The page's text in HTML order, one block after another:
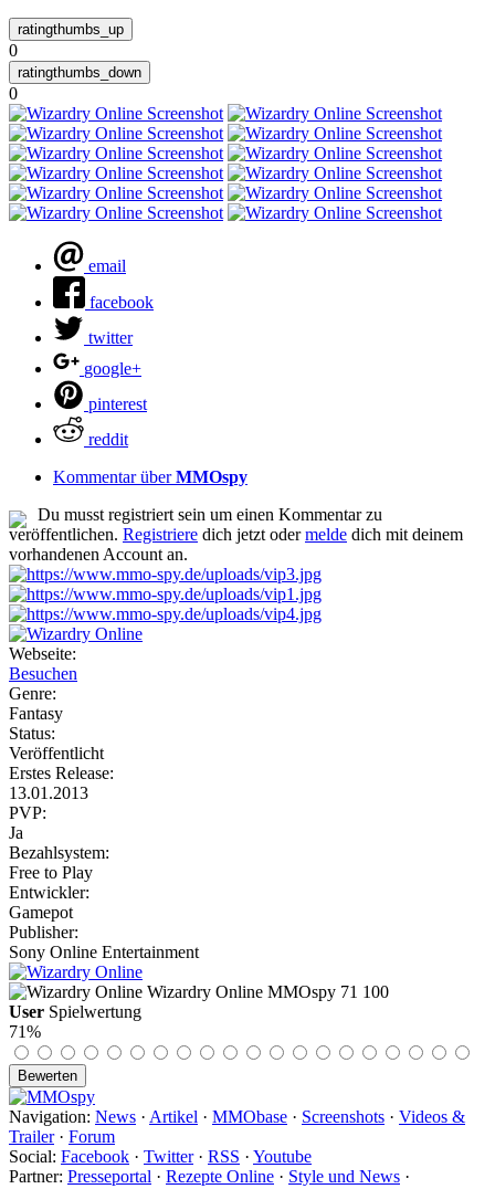
0
0
email
facebook
twitter
google+
pinterest
reddit
Kommentar überMMOspy
Du musst registriert sein um einen Kommentar zu
veröffentlichen. Registriere dich jetzt odermelde dich mit deinem
vorhandenen Account an.
Webseite:
Besuchen
Genre:
Fantasy
Status:
Veröffentlicht
Erstes Release:
13.01.2013
PVP:
Ja
Bezahlsystem:
Free to Play
Entwickler:
Gamepot
Publisher:
Sony Online Entertainment
Wizardry Online MMOspy 71 100
User Spielwertung
71%
Navigation: News · Artikel · MMObase · Screenshots · Videos &
Trailer· Forum
Social: Facebook · Twitter· RSS · Youtube
Partner: Presseportal · Rezepte Online · Style und News ·